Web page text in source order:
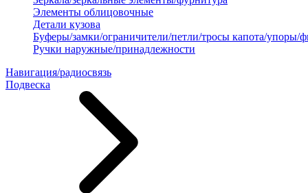
Элементы облицовочные
Детали кузова
Буферы/замки/ограничители/петли/тросы капота/упоры/
Ручки наружные/принадлежности
Навигация/радиосвязь
Подвеска